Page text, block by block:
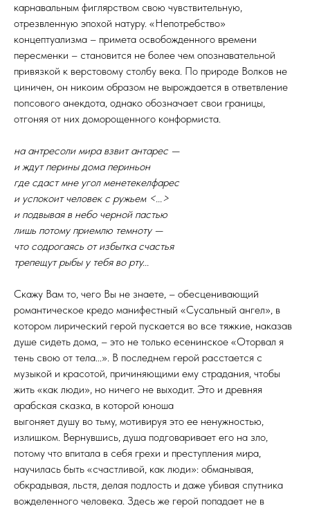
карнавальным фиглярством свою чувствительную,
отрезвленную эпохой натуру. «Непотребство»
концептуализма – примета освобожденного времени
пересменки – становится не более чем опознавательной
привязкой к верстовому столбу века. По природе Волков не
циничен, он никоим образом не вырождается в ответвление
попсового анекдота, однако обозначает свои границы,
отгоняя от них доморощенного конформиста.
на антресоли мира взвит антарес —
и ждут перины дома периньон
где сдаст мне угол менетекелфарес
и успокоит человек с ружьем <...>
и подвывая в небо черной пастью
лишь потому приемлю темноту —
что содрогаясь от избытка счастья
трепещут рыбы у тебя во рту...
Скажу Вам то, чего Вы не знаете, – обесценивающий
романтическое кредо манифестный «Сусальный ангел», в
котором лирический герой пускается во все тяжкие, наказав
душе сидеть дома, – это не только есенинское «Оторвал я
тень свою от тела...». В последнем герой расстается с
музыкой и красотой, причиняющими ему страдания, чтобы
жить «как люди», но ничего не выходит. Это и древняя
арабская сказка, в которой юноша
выгоняет душу во тьму, мотивируя это ее ненужностью,
излишком. Вернувшись, душа подговаривает его на зло,
потому что впитала в себя грехи и преступления мира,
научилась быть «счастливой, как люди»: обманывая,
обкрадывая, льстя, делая подлость и даже убивая спутника
вожделенного человека. Здесь же герой попадает не в